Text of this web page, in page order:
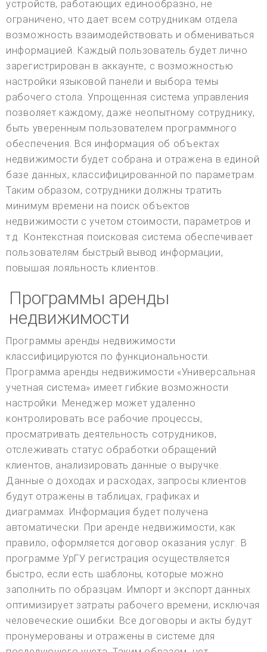
устройств, работающих единообразно, не
ограничено, что дает всем сотрудникам отдела
возможность взаимодействовать и обмениваться
информацией. Каждый пользователь будет лично
зарегистрирован в аккаунте, с возможностью
настройки языковой панели и выбора темы
рабочего стола. Упрощенная система управления
позволяет каждому, даже неопытному сотруднику,
быть уверенным пользователем программного
обеспечения. Вся информация об объектах
недвижимости будет собрана и отражена в единой
базе данных, классифицированной по параметрам.
Таким образом, сотрудники должны тратить
минимум времени на поиск объектов
недвижимости с учетом стоимости, параметров и
т.д. Контекстная поисковая система обеспечивает
пользователям быстрый вывод информации,
повышая лояльность клиентов.
Программы аренды
недвижимости
Программы аренды недвижимости
классифицируются по функциональности.
Программа аренды недвижимости «Универсальная
учетная система» имеет гибкие возможности
настройки. Менеджер может удаленно
контролировать все рабочие процессы,
просматривать деятельность сотрудников,
отслеживать статус обработки обращений
клиентов, анализировать данные о выручке.
Данные о доходах и расходах, запросы клиентов
будут отражены в таблицах, графиках и
диаграммах. Информация будет получена
автоматически. При аренде недвижимости, как
правило, оформляется договор оказания услуг. В
программе УрГУ регистрация осуществляется
быстро, если есть шаблоны, которые можно
заполнить по образцам. Импорт и экспорт данных
оптимизирует затраты рабочего времени, исключая
человеческие ошибки. Все договоры и акты будут
пронумерованы и отражены в системе для